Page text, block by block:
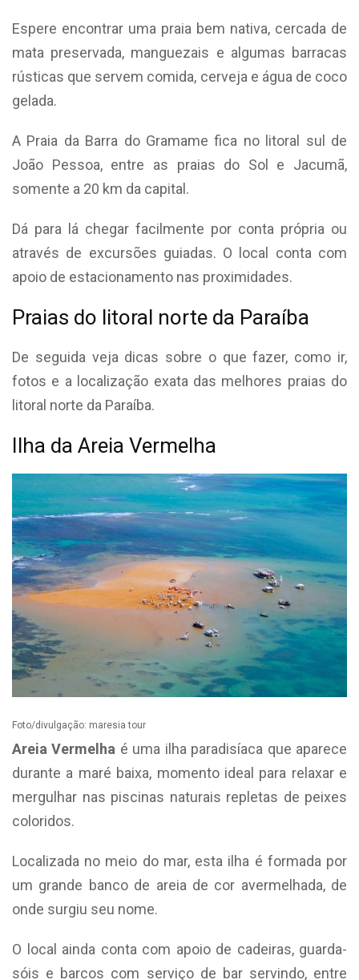
Espere encontrar uma praia bem nativa, cercada de
mata preservada, manguezais e algumas barracas
rústicas que servem comida, cerveja e água de coco
gelada.
A Praia da Barra do Gramame fica no litoral sul de
João Pessoa, entre as praias do Sol e Jacumã,
somente a 20 km da capital.
Dá para lá chegar facilmente por conta própria ou
através de excursões guiadas. O local conta com
apoio de estacionamento nas proximidades.
Praias do litoral norte da Paraíba
De seguida veja dicas sobre o que fazer, como ir,
fotos e a localização exata das melhores praias do
litoral norte da Paraíba.
Ilha da Areia Vermelha
Foto/divulgação: maresia tour
Areia Vermelha é uma ilha paradisíaca que aparece
durante a maré baixa, momento ideal para relaxar e
mergulhar nas piscinas naturais repletas de peixes
coloridos.
Localizada no meio do mar, esta ilha é formada por
um grande banco de areia de cor avermelhada, de
onde surgiu seu nome.
O local ainda conta com apoio de cadeiras, guarda-
sóis e barcos com serviço de bar servindo, entre